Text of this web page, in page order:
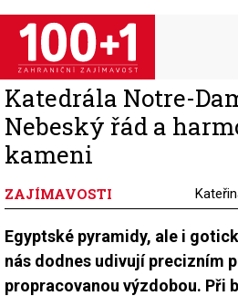
Přejít
hlavnímu
obsahu
Katedrála Notre-
Nebeský řád a
kameni
ZAJÍMAVOSTI
Egyptské pyramidy, ale i
nás dodnes udivují precizním
propracovanou výzdobou. Při